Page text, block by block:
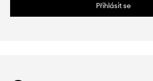
Přihlásit se